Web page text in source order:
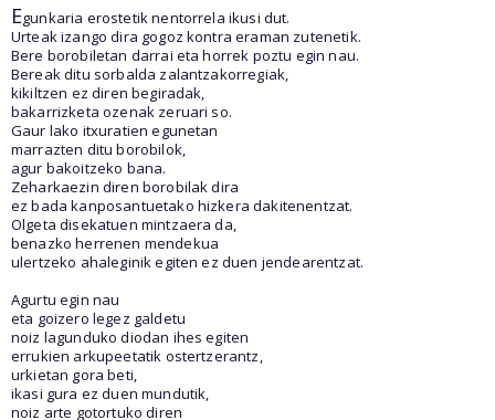
Egunkaria erostetik nentorrela ikusi dut.
Urteak izango dira gogoz kontra eraman zutenetik.
Bere borobiletan darrai eta horrek poztu egin nau.
Bereak ditu sorbalda zalantzakorregiak,
kikiltzen ez diren begiradak,
bakarrizketa ozenak zeruari so.
Gaur lako itxuratien egunetan
marrazten ditu borobilok,
agur bakoitzeko bana.
Zeharkaezin diren borobilak dira
ez bada kanposantuetako hizkera dakitenentzat.
Olgeta disekatuen mintzaera da,
benazko herrenen mendekua
ulertzeko ahaleginik egiten ez duen jendearentzat.
Agurtu egin nau
eta goizero legez galdetu
noiz lagunduko diodan ihes egiten
errukien arkupeetatik ostertzerantz,
urkietan gora beti,
ikasi gura ez duen mundutik,
noiz arte gotortuko diren